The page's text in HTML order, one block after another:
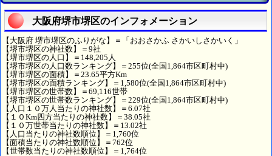
大阪府堺市堺区のインフォメーション
【大阪府 堺市堺区のふりがな】＝「おおさかふ さかいしさかいく」
【堺市堺区の神社数】＝9社
【堺市堺区の人口】＝148,205人
【堺市堺区の人口数ランキング】＝255位(全国1,864市区町村中)
【堺市堺区の面積】＝23.65平方Km
【堺市堺区の面積ランキング】＝1,580位(全国1,864市区町村中)
【堺市堺区の世帯数】＝69,116世帯
【堺市堺区の世帯数ランキング】＝229位(全国1,864市区町村中)
【人口１０万人当たりの神社数】＝6.07社
【１０Km四方当たりの神社数】＝38.05社
【１０万世帯当たりの神社数】＝13.02社
【人口当たりの神社数順位】＝1,760位
【面積当たりの神社数順位】＝762位
【世帯数当たりの神社数順位】＝1,764位